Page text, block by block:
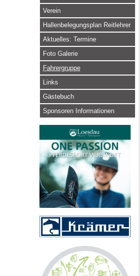
Verein
Hallenbelegungsplan Reitlehrer
Aktuelles: Termine
Foto Galerie
Fahrergruppe
Links
Gästebuch
Sponsoren Informationen